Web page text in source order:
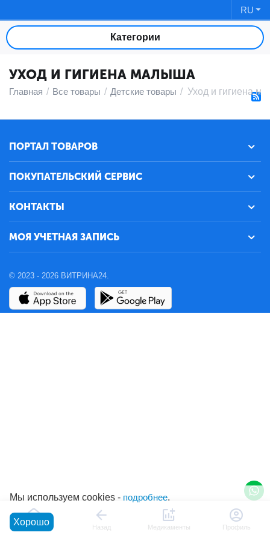
RU
Категории
УХОД И ГИГИЕНА МАЛЫША
Главная / Все товары / Детские товары / Уход и гигиена
ПОРТАЛ ТОВАРОВ
ПОКУПАТЕЛЬСКИЙ СЕРВИС
КОНТАКТЫ
МОЯ УЧЕТНАЯ ЗАПИСЬ
© 2023 - 2026 ВИТРИНА24.
Главная Назад Медикаменты Профиль
Мы используем cookies - подробнее.
Хорошо